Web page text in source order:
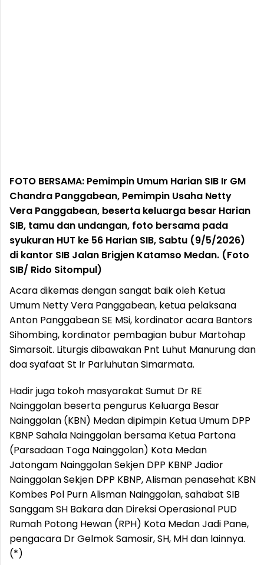
FOTO BERSAMA: Pemimpin Umum Harian SIB Ir GM
Chandra Panggabean, Pemimpin Usaha Netty
Vera Panggabean, beserta keluarga besar Harian
SIB, tamu dan undangan, foto bersama pada
syukuran HUT ke 56 Harian SIB, Sabtu (9/5/2026)
di kantor SIB Jalan Brigjen Katamso Medan. (Foto
SIB/ Rido Sitompul)
Acara dikemas dengan sangat baik oleh Ketua
Umum Netty Vera Panggabean, ketua pelaksana
Anton Panggabean SE MSi, kordinator acara Bantors
Sihombing, kordinator pembagian bubur Martohap
Simarsoit. Liturgis dibawakan Pnt Luhut Manurung dan
doa syafaat St Ir Parluhutan Simarmata.
Hadir juga tokoh masyarakat Sumut Dr RE
Nainggolan beserta pengurus Keluarga Besar
Nainggolan (KBN) Medan dipimpin Ketua Umum DPP
KBNP Sahala Nainggolan bersama Ketua Partona
(Parsadaan Toga Nainggolan) Kota Medan
Jatongam Nainggolan Sekjen DPP KBNP Jadior
Nainggolan Sekjen DPP KBNP, Alisman penasehat KBN
Kombes Pol Purn Alisman Nainggolan, sahabat SIB
Sanggam SH Bakara dan Direksi Operasional PUD
Rumah Potong Hewan (RPH) Kota Medan Jadi Pane,
pengacara Dr Gelmok Samosir, SH, MH dan lainnya.
(*)